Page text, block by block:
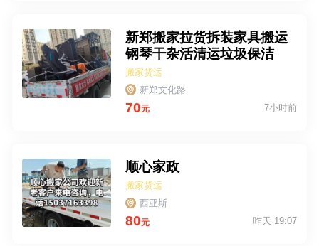
新郑搬家拉货拆装家具搬运
钢琴干杂活清运垃圾保洁
搬家货运
新郑文化路
70元 7小时前
顺心家政
搬家货运
西亚斯
80元 昨天 19:07